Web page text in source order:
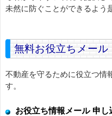
未然に防ぐことができるよう
無料お役立ちメール
不動産を守るために役立つ情
す。
お役立ち情報メール 申